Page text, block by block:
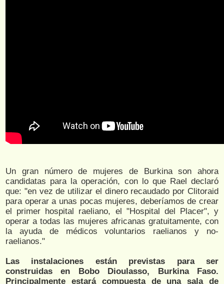
Un gran número de mujeres de Burkina son ahora
candidatas para la operación, con lo que Rael declaró
que: "en vez de utilizar el dinero recaudado por Clitoraid
para operar a unas pocas mujeres, deberíamos de crear
el primer hospital raeliano, el "Hospital del Placer", y
operar a todas las mujeres africanas gratuitamente, con
la ayuda de médicos voluntarios raelianos y no-
raelianos."
Las instalaciones están previstas para ser
construidas en Bobo Dioulasso, Burkina Faso.
Principalmente estará compuesta de una sala de